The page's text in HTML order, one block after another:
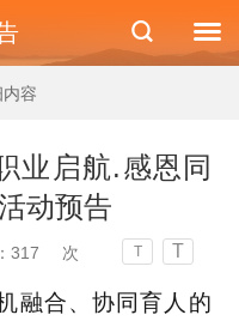
容
业启航.感恩同
动预告
317 次 T T
融合、协同育人的